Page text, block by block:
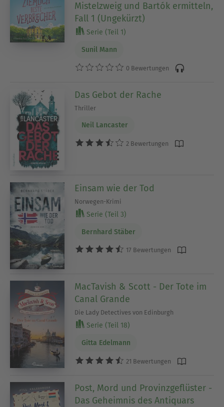
Mistelzweig und Bartók ermitteln,
Fall 1 (Ungekürzt)
Serie (Teil 1)
Sunil Mann
0 Bewertungen
Das Gebot der Rache
Thriller
Neil Lancaster
2 Bewertungen
Einsam wie der Tod
Norwegen-Krimi
Serie (Teil 3)
Bernhard Stäber
17 Bewertungen
MacTavish & Scott - Der Tote im
Canal Grande
Die Lady Detectives von Edinburgh
Serie (Teil 18)
Gitta Edelmann
21 Bewertungen
Post, Mord und Provinzgeflüster -
Das Geheimnis des Antiquars